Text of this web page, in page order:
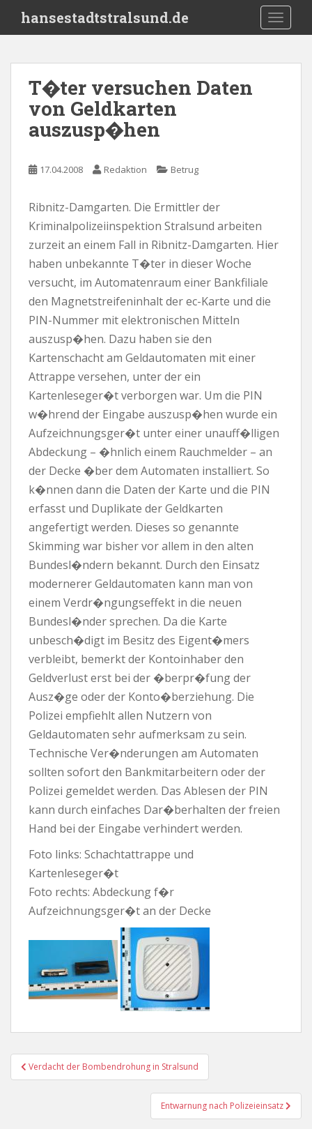
i
hansestadtstralsund.de
T�ter versuchen Daten
von Geldkarten
auszusp�hen
17.04.2008 Redaktion Betrug
Ribnitz-Damgarten. Die Ermittler der
Kriminalpolizeiinspektion Stralsund arbeiten
zurzeit an einem Fall in Ribnitz-Damgarten. Hier
haben unbekannte T�ter in dieser Woche
versucht, im Automatenraum einer Bankfiliale
den Magnetstreifeninhalt der ec-Karte und die
PIN-Nummer mit elektronischen Mitteln
auszusp�hen. Dazu haben sie den
Kartenschacht am Geldautomaten mit einer
Attrappe versehen, unter der ein
Kartenleseger�t verborgen war. Um die PIN
w�hrend der Eingabe auszusp�hen wurde ein
Aufzeichnungsger�t unter einer unauff�lligen
Abdeckung – �hnlich einem Rauchmelder – an
der Decke �ber dem Automaten installiert. So
k�nnen dann die Daten der Karte und die PIN
erfasst und Duplikate der Geldkarten
angefertigt werden. Dieses so genannte
Skimming war bisher vor allem in den alten
Bundesl�ndern bekannt. Durch den Einsatz
modernerer Geldautomaten kann man von
einem Verdr�ngungseffekt in die neuen
Bundesl�nder sprechen. Da die Karte
unbesch�digt im Besitz des Eigent�mers
verbleibt, bemerkt der Kontoinhaber den
Geldverlust erst bei der �berpr�fung der
Ausz�ge oder der Konto�berziehung. Die
Polizei empfiehlt allen Nutzern von
Geldautomaten sehr aufmerksam zu sein.
Technische Ver�nderungen am Automaten
sollten sofort den Bankmitarbeitern oder der
Polizei gemeldet werden. Das Ablesen der PIN
kann durch einfaches Dar�berhalten der freien
Hand bei der Eingabe verhindert werden.
Foto links: Schachtattrappe und
Kartenleseger�t
Foto rechts: Abdeckung f�r
Aufzeichnungsger�t an der Decke
Beitragsnavigation
Verdacht der Bombendrohung in Stralsund
Entwarnung nach Polizeieinsatz